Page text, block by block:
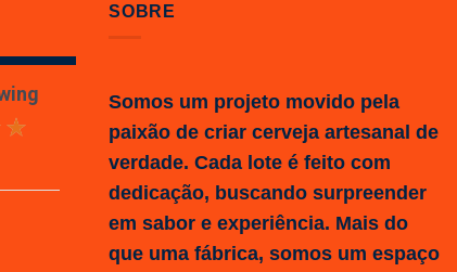
SOBRE
Somos um projeto movido pela
paixão de criar cerveja artesanal de
verdade. Cada lote é feito com
dedicação, buscando surpreender
em sabor e experiência. Mais do
que uma fábrica, somos um espaço